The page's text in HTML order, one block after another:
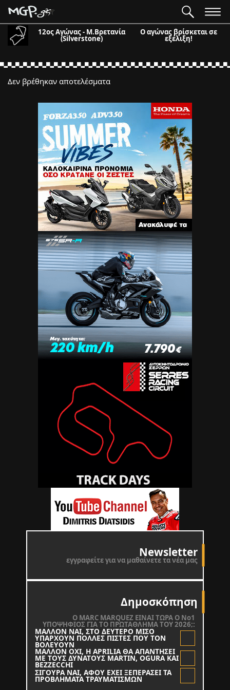
12ος Αγώνας - Μ.Βρετανία
(Silverstone)
Ο αγώνας βρίσκεται σε
εξέλιξη!
Newsletter
εγγραφείτε για να μαθαίνετε τα νέα μας
Δημοσκόπηση
O MARC MARQUEZ ΕΙΝΑΙ ΤΩΡΑ Ο Νο1
ΥΠΟΨΗΦΙΟΣ ΓΙΑ ΤΟ ΠΡΩΤΑΘΛΗΜΑ ΤΟΥ 2026;:
ΜΑΛΛΟΝ ΝΑΙ, ΣΤΟ ΔΕΥΤΕΡΟ ΜΙΣΟ
ΥΠΑΡΧΟΥΝ ΠΟΛΛΕΣ ΠΙΣΤΕΣ ΠΟΥ ΤΟΝ
ΒΟΛΕΥΟΥΝ
ΜΑΛΛΟΝ ΟΧΙ, Η APRILIA ΘΑ ΑΠΑΝΤΗΣΕΙ
ΜΕ ΤΟΥΣ ΔΥΝΑΤΟΥΣ MARTIN, OGURA KAI
BEZZECCHI
ΣΙΓΟΥΡΑ ΝΑΙ, ΑΦΟΥ ΕΧΕΙ ΞΕΠΕΡΑΣΕΙ ΤΑ
ΠΡΟΒΛΗΜΑΤΑ ΤΡΑΥΜΑΤΙΣΜΩΝ
Δεν βρέθηκαν αποτελέσματα